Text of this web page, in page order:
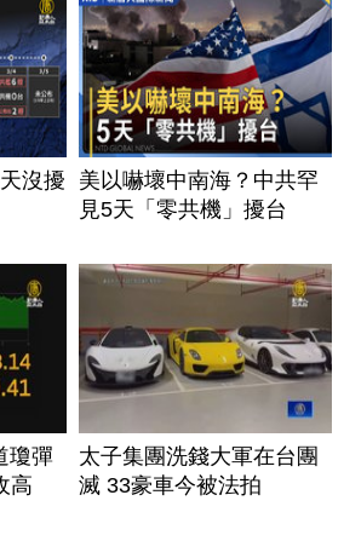
沒擾
美以嚇壞中南海？中共罕
見5天「零共機」擾台
瓊彈
高
太子集團洗錢大軍在台團
滅 33豪車今被法拍